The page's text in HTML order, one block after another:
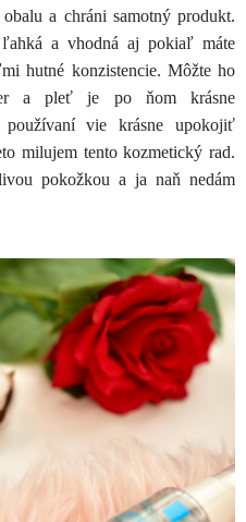
a chráni samotný produkt.
a vhodná aj pokiaľ máte
hutné konzistencie. Môžte ho
a pleť je po ňom krásne
používaní vie krásne upokojiť
milujem tento kozmetický rad.
pokožkou a ja naň nedám